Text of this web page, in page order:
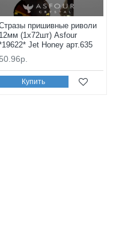
пришивные риволи
12мм (1x72шт) Asfour
Jet Honey арт.635
50.96р.
Купить